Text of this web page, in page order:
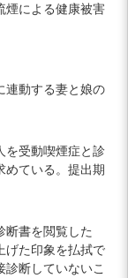
煙による健康被害
連動する妻と娘の
を受動喫煙症と診
めている。提出期
断書を閲覧した
げた印象を払拭で
断していないこ